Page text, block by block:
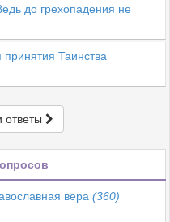
до грехопадения не
принятия Таинства
ответы
вера (360)